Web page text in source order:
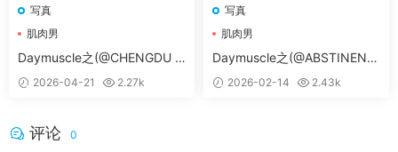
写真
肌肉男
Daymuscle之(@CHENGDU M
EMORIES)
2026-04-21 2.27k
写真
肌肉男
Daymuscle之(@ABSTINENC
E 08 PART 04)
2026-02-14 2.43k
评论 0